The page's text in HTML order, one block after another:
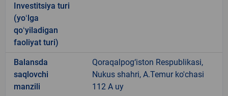
Investitsiya turi
(yoʻlga
qoʻyiladigan
faoliyat turi)
Balansda
saqlovchi
manzili
Qoraqalpog‘iston Respublikasi,
Nukus shahri, A.Temur ko'chasi
112 A uy